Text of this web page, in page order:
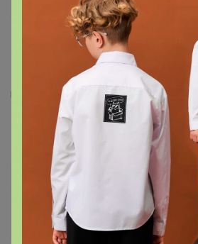
Сумка на пояс 18254
849,41р
Доставка ~ 14 дней с
счет
После 21 августа 2026 г.